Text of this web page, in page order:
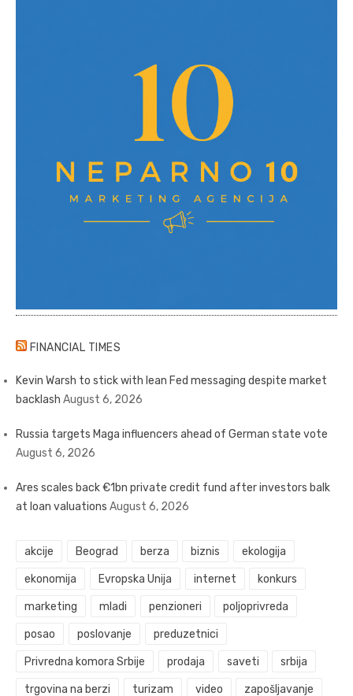
FINANCIAL TIMES
Kevin Warsh to stick with lean Fed messaging despite market
backlash August 6, 2026
Russia targets Maga influencers ahead of German state vote
August 6, 2026
Ares scales back €1bn private credit fund after investors balk
at loan valuations August 6, 2026
akcije Beograd berza biznis ekologija
ekonomija Evropska Unija internet konkurs
marketing mladi penzioneri poljoprivreda
posao poslovanje preduzetnici
Privredna komora Srbije prodaja saveti srbija
trgovina na berzi turizam video zapošljavanje